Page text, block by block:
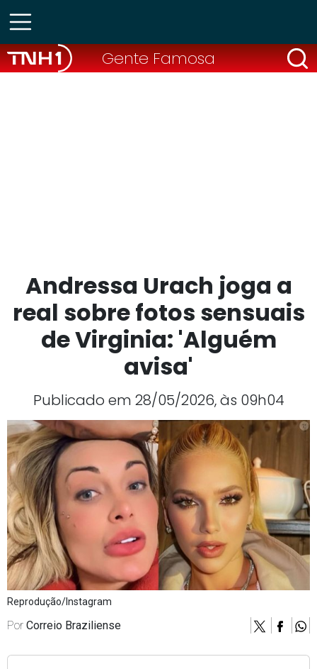
Gente Famosa
Andressa Urach joga a
real sobre fotos sensuais
de Virginia: 'Alguém
avisa'
Publicado em 28/05/2026, às 09h04
Reprodução/Instagram
Por Correio Braziliense